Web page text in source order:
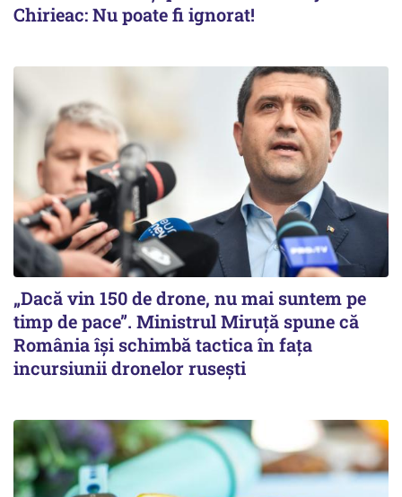
Chirieac: Nu poate fi ignorat!
„Dacă vin 150 de drone, nu mai suntem pe
timp de pace”. Ministrul Miruţă spune că
România își schimbă tactica în fața
incursiunii dronelor rusești